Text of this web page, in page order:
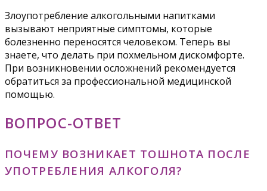
Злоупотребление алкогольными напитками
вызывают неприятные симптомы, которые
болезненно переносятся человеком. Теперь вы
знаете, что делать при похмельном дискомфорте.
При возникновении осложнений рекомендуется
обратиться за профессиональной медицинской
помощью.
ВОПРОС-ОТВЕТ
ПОЧЕМУ ВОЗНИКАЕТ ТОШНОТА ПОСЛЕ
УПОТРЕБЛЕНИЯ АЛКОГОЛЯ?